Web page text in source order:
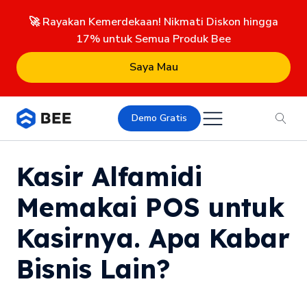
🚀 Rayakan Kemerdekaan! Nikmati Diskon hingga
17% untuk Semua Produk Bee
Saya Mau
Demo Gratis
Kasir Alfamidi
Memakai POS untuk
Kasirnya. Apa Kabar
Bisnis Lain?